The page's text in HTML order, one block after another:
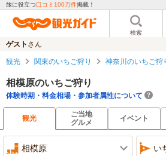
旅に役立つ口コミ100万件掲載！
検索
ゲスト さん
観光 関東のいちご狩り 神奈川のいちご狩
相模原のいちご狩り
体験時期・料金相場・参加者属性について
観光
ご当地
グルメ
イベント
相模原 い